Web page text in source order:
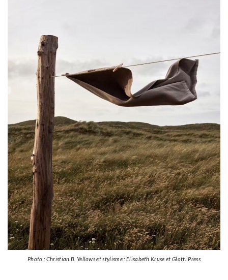
Photo : Christian B. Yellows et stylisme : Elisabeth Kruse et Glotti Press